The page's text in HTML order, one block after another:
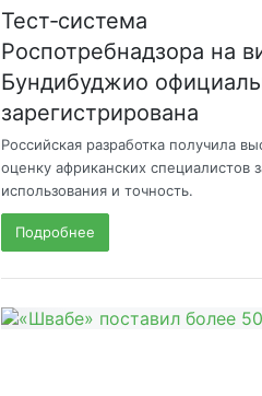
Тест‑система
Роспотребнадзора на
Бундибуджио
зарегистрирована
Российская разработка получила
оценку африканских специалистов
использования и точность.
Подробнее